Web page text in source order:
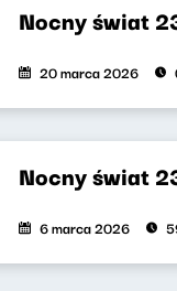
Nocny świat
20 marca 2026
Nocny świat
6 marca 2026